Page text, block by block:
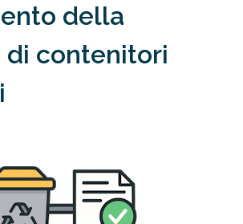
della
contenitori